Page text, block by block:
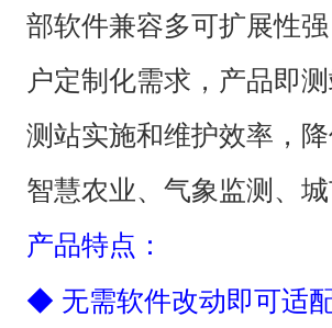
部软件兼容多可扩展性
户定制化需求，产品即
测站实施和维护效率，
智慧农业、气象监测、
产品特点：
◆ 无需软件改动即可适